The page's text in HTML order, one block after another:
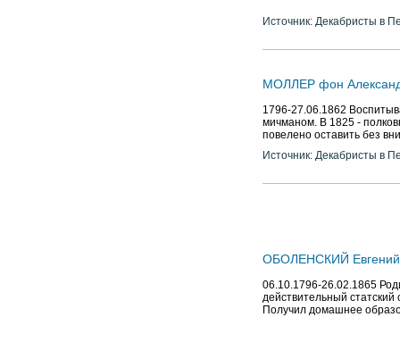
Источник: Декабристы в
МОЛЛЕР фон
1796-27.06.1862
мичманом. В 1825 -
повелено оставить без
Источник: Декабристы в
ОБОЛЕНСКИЙ Евгений
06.10.1796-26.02.1865
действительный статский
Получил домашнее